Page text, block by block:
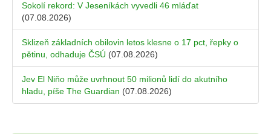
Sokolí rekord: V Jeseníkách vyvedli 46 mláďat
(07.08.2026)
Sklizeň základních obilovin letos klesne o 17 pct, řepky o
pětinu, odhaduje ČSÚ (07.08.2026)
Jev El Niňo může uvrhnout 50 milionů lidí do akutního
hladu, píše The Guardian (07.08.2026)